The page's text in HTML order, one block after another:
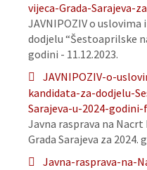
vijeca-Grada-Sarajeva-
JAVNIPOZIV o
dodjelu “Šestoaprilske
godini - 11.12.2023.
JAVNIPOZIV-o-
kandidata-za-dodjelu-
Sarajeva-u-2024-godini-
Javna rasprava na
Grada Sarajeva za 2024.
Javna-rasprava-na-